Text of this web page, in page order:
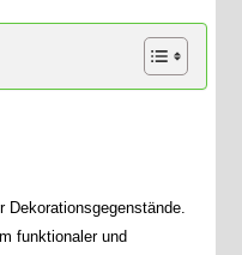
Dekorationsgegenstände.
funktionaler und